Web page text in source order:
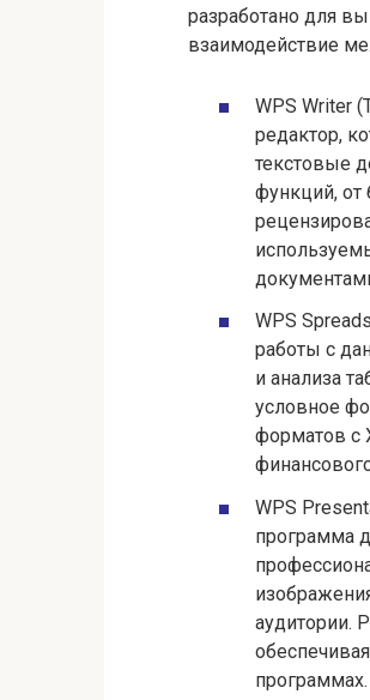
разработано для
взаимодействие
WPS Writer
редактор,
текстовые
функций, от
WPS
работы с
и анализа
условное
форматов с
WPS
программа
аудитории.
программах.